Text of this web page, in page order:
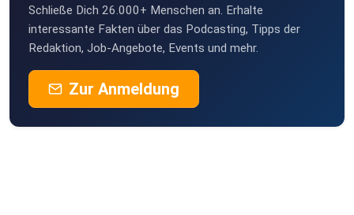
Mit Julien Figur vernetzen:
Instagram: www.instagram.com/julienfigur/
Schließe Dich 26.000+ Menschen an. Erhalte
interessante Fakten über das Podcasting, Tipps der
Redaktion, Job-Angebote, Events und mehr.
Zur Anmeldung